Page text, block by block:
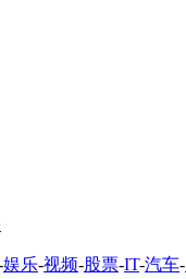
娱乐-视频-股票-IT-汽车-